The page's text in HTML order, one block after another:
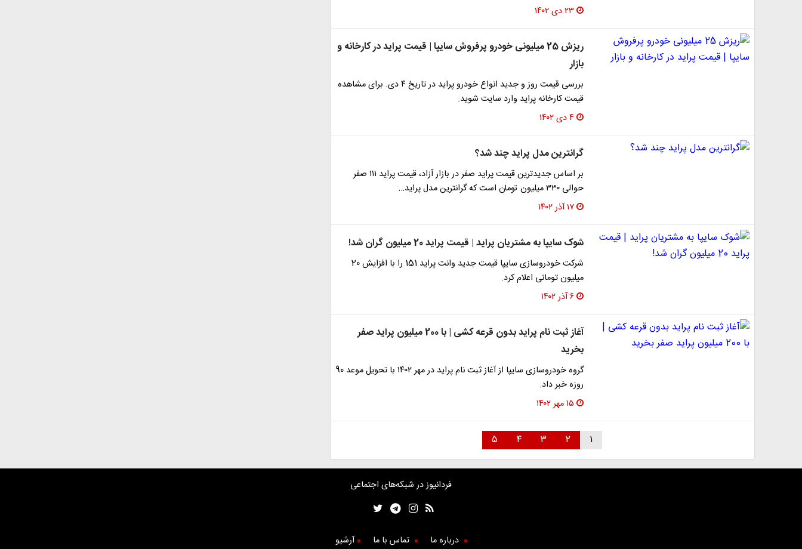
۲۳ دی ۱۴۰۲
ریزش 25 میلیونی خودرو پرفروش سایپا | قیمت پراید در کارخانه و
بازار
بررسی قیمت روز و جدید انواع خودرو پراید در تاریخ ۴ دی. برای مشاهده
قیمت کارخانه پراید وارد سایت شوید.
۴ دی ۱۴۰۲
گرانترین مدل پراید چند شد؟
بر اساس جدیدترین قیمت پراید صفر در بازار آزاد، قیمت پراید ۱۱۱ صفر
حوالی ۳۳۰ میلیون تومان است که گرانترین مدل پراید…
۱۷ آذر ۱۴۰۲
شوک سایپا به مشتریان پراید | قیمت پراید 20 میلیون گران شد!
شرکت خودروسازی سایپا قیمت جدید وانت پراید 151 را با افزایش 20
میلیون تومانی اعلام کرد.
۶ آذر ۱۴۰۲
آغاز ثبت نام پراید بدون قرعه کشی | با 200 میلیون پراید صفر
بخرید
گروه خودروسازی سایپا از آغاز ثبت نام پراید در مهر ۱۴۰۲ با تحویل موعد 90
روزه خبر داد.
۱۵ مهر ۱۴۰۲
۱ ۲ ۳ ۴ ۵
فردانیوز در شبکه‌های اجتماعی
درباره ما تماس با ما آرشیو